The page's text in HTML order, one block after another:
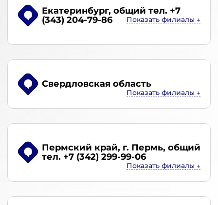
Екатеринбург, общий тел. +7
(343) 204-79-86
Свердловская область
Пермский край, г. Пермь, общий
тел. +7 (342) 299-99-06